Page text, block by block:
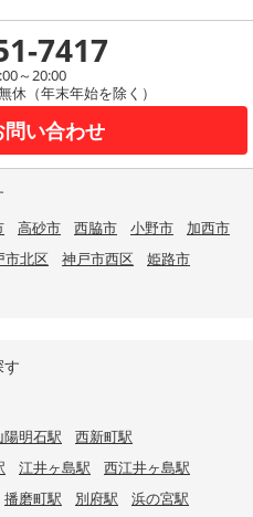
7417
～20:00
休（年末年始を除く）
問い合わせ
高砂市 西脇市 小野市
加西市
市北区 神戸市西区
姫路市
す
陽明石駅
西新町駅
江井ヶ島駅
西江井ヶ島駅
播磨町駅 別府駅
浜の宮駅